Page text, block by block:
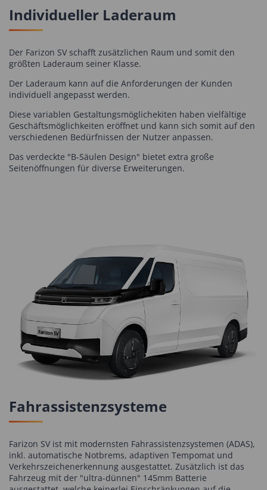
Individueller Laderaum
Der Farizon SV schafft zusätzlichen Raum und somit den
größten Laderaum seiner Klasse.
Der Laderaum kann auf die Anforderungen der Kunden
individuell angepasst werden.
Diese variablen Gestaltungsmöglichekiten haben vielfältige
Geschäftsmöglichkeiten eröffnet und kann sich somit auf den
verschiedenen Bedürfnissen der Nutzer anpassen.
Das verdeckte "B-Säulen Design" bietet extra große
Seitenöffnungen für diverse Erweiterungen.
Fahrassistenzsysteme
Farizon SV ist mit modernsten Fahrassistenzsystemen (ADAS),
inkl. automatische Notbrems, adaptiven Tempomat und
Verkehrszeichenerkennung ausgestattet. Zusätzlich ist das
Fahrzeug mit der "ultra-dünnen" 145mm Batterie